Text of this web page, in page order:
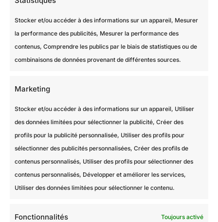
Stocker et/ou accéder à des informations sur un appareil, Mesurer
la performance des publicités, Mesurer la performance des
contenus, Comprendre les publics par le biais de statistiques ou de
combinaisons de données provenant de différentes sources.
Marketing
Stocker et/ou accéder à des informations sur un appareil, Utiliser
des données limitées pour sélectionner la publicité, Créer des
profils pour la publicité personnalisée, Utiliser des profils pour
sélectionner des publicités personnalisées, Créer des profils de
contenus personnalisés, Utiliser des profils pour sélectionner des
contenus personnalisés, Développer et améliorer les services,
Utiliser des données limitées pour sélectionner le contenu.
Fonctionnalités Toujours activé